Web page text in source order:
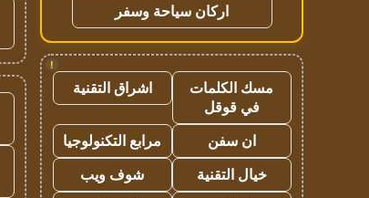
اركان سياحة وسفر
!
مسك الكلمات
في قوقل
اشراق التقنية
ان سفن
مرابع التكنولوجيا
خيال التقنية
شوف ويب